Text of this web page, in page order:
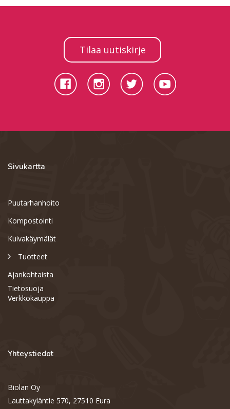
Tilaa uutiskirje
Sivukartta
Puutarhanhoito
Kompostointi
Kuivakäymälät
Tuotteet
Ajankohtaista
Tietosuoja
Verkkokauppa
Yhteystiedot
Biolan Oy
Lauttakyläntie 570, 27510 Eura
S
Hi there! How can we help you